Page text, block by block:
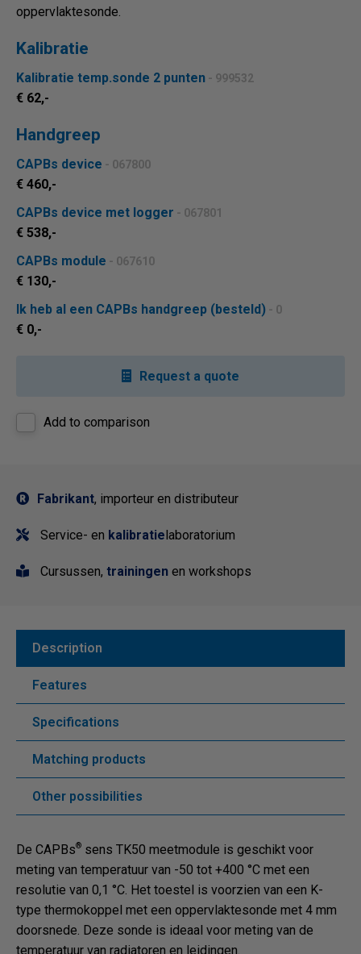
oppervlaktesonde.
Kalibratie
Kalibratie temp.sonde 2 punten - 999532
€ 62,-
Handgreep
CAPBs device - 067800
€ 460,-
CAPBs device met logger - 067801
€ 538,-
CAPBs module - 067610
€ 130,-
Ik heb al een CAPBs handgreep (besteld) - 0
€ 0,-
Request a quote
Add to comparison
Fabrikant, importeur en distributeur
Service- en kalibratielaboratorium
Cursussen, trainingen en workshops
Description
Features
Specifications
Matching products
Other possibilities
De CAPBs® sens TK50 meetmodule is geschikt voor
meting van temperatuur van -50 tot +400 °C met een
resolutie van 0,1 °C. Het toestel is voorzien van een K-
type thermokoppel met een oppervlaktesonde met 4 mm
doorsnede. Deze sonde is ideaal voor meting van de
temperatuur van radiatoren en leidingen.